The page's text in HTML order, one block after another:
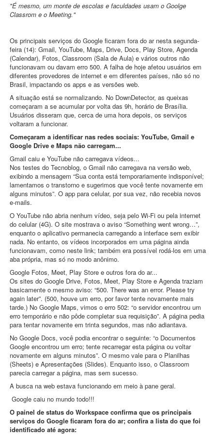
"É mesmo, um monte de escolas e faculdades usam o Goolge
Classrom e o Meeting."
Os principais serviços do Google ficaram fora do ar nesta segunda-
feira (14): Gmail, YouTube, Maps, Drive, Docs, Play Store, Agenda
(Calendar), Fotos, Classroom (Sala de Aula) e vários outros não
funcionavam ou davam erro 500. A falha de hoje afetou usuários em
diferentes provedores de internet e em diferentes países, não só no
Brasil, impactando os apps e as versões web.
A situação está se normalizando. No DownDetector, as queixas
começaram a se acumular por volta das 9h, horário de Brasília.
Usuários disseram que, cerca de uma hora depois, os serviços
voltaram a funcionar.
Começaram a identificar nas redes sociais: YouTube, Gmail e
Google Drive e Maps não carregam...
Gmail caiu e YouTube não carregava vídeos...
Nos testes do Tecnoblog, o Gmail não carregava na versão web,
exibindo a mensagem “Sua conta está temporariamente indisponível;
lamentamos o transtorno e sugerimos que você tente novamente em
alguns minutos”. O app para celular, por sua vez, não recebia novos
e-mails.
O YouTube não abria nenhum vídeo, seja pelo Wi-Fi ou pela internet
do celular (4G). O site mostrava o aviso “Something went wrong…”,
enquanto o aplicativo permanecia carregando a interface sem exibir
nada. No entanto, os vídeos incorporados em uma página ainda
funcionavam, como neste link; também era possível rodá-los em uma
aba própria, mas só no modo anônimo.
Google Fotos, Meet, Play Store e outros fora do ar...
Os sites do Google Drive, Fotos, Meet, Play Store e Agenda traziam
basicamente o mesmo aviso: “500. There was an error. Please try
again later”. (500, houve um erro, por favor tente novamente mais
tarde.) No Google Maps, vimos o erro 502: “o servidor encontrou um
erro temporário e não pôde completar sua requisição”. A página pedia
para tentar novamente em trinta segundos, mas não adiantava.
No Google Docs, você podia encontrar o seguinte: “o Documentos
Google encontrou um erro; tente recarregar esta página ou voltar
novamente em alguns minutos”. O mesmo vale para o Planilhas
(Sheets) e Apresentações (Slides). Enquanto isso, o Classroom
parecia carregar a página, mas sem sucesso.
A busca na web estava funcionando em meio à pane geral.
Google caiu no mundo todo!!!
O painel de status do Workspace confirma que os principais
serviços do Google ficaram fora do ar; confira a lista do que foi
identificado até agora: